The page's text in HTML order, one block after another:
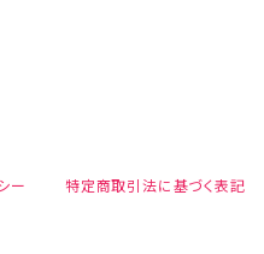
ー 特定商取引法に基づく表記